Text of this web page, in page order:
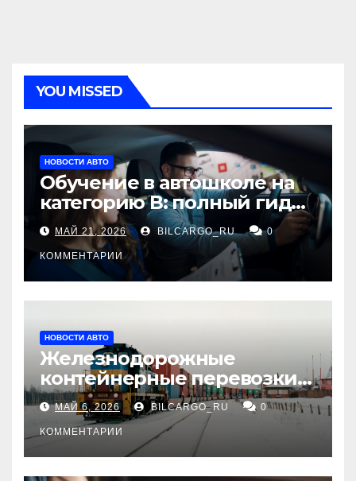
YOU MISSED
НОВОСТИ АВТО
Обучение в автошколе на
категорию В: полный гид
для будущих водителей
МАЙ 21, 2026 BILCARGO_RU 0
КОММЕНТАРИИ
НОВОСТИ АВТО
Железнодорожные
контейнерные перевозки
из Китая в Россию:
маршруты, сроки и
требования
МАЙ 6, 2026 BILCARGO_RU 0
КОММЕНТАРИИ